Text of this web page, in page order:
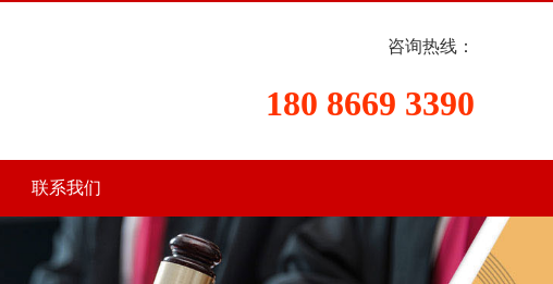
咨询热线：
180 8669 3390
联系我们